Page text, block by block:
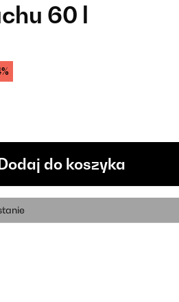
60 l
do koszyka